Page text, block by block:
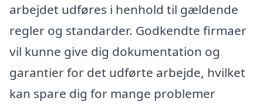
arbejdet udføres i henhold til gældende
regler og standarder. Godkendte firmaer
vil kunne give dig dokumentation og
garantier for det udførte arbejde, hvilket
kan spare dig for mange problemer